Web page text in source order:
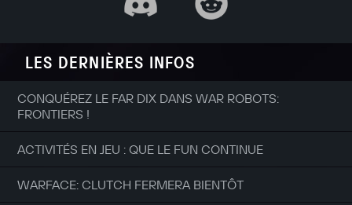
LES DERNIÈRES INFOS
CONQUÉREZ LE FAR DIX DANS WAR ROBOTS:
FRONTIERS !
ACTIVITÉS EN JEU : QUE LE FUN CONTINUE
WARFACE: CLUTCH FERMERA BIENTÔT